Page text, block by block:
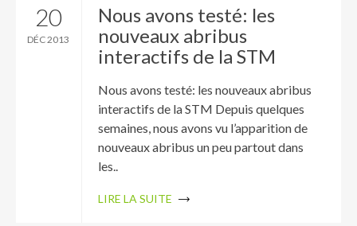
20
DÉC 2013
Nous avons testé: les
nouveaux abribus
interactifs de la STM
Nous avons testé: les nouveaux abribus
interactifs de la STM Depuis quelques
semaines, nous avons vu l’apparition de
nouveaux abribus un peu partout dans
les..
LIRE LA SUITE